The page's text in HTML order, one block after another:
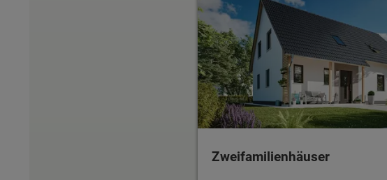
Zweifamilienhäuser